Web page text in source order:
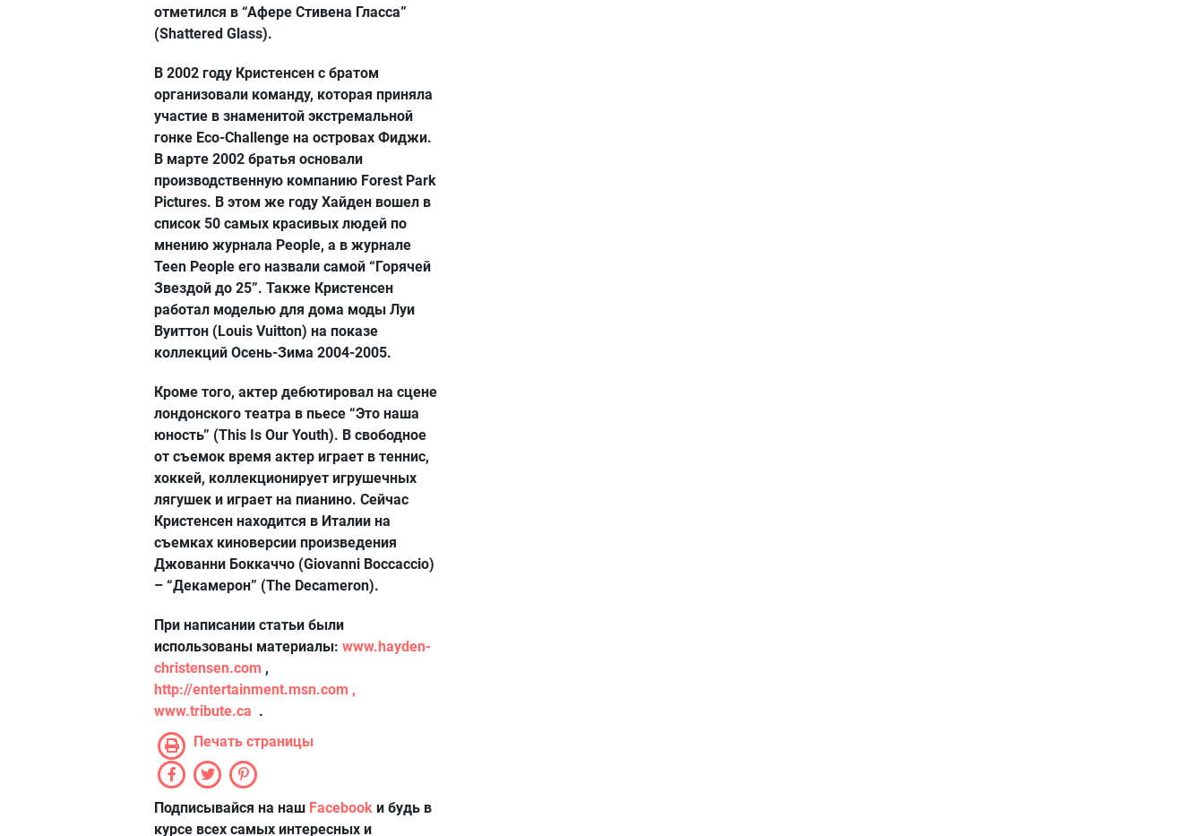
отметился в “Афере Стивена Гласса”
(Shattered Glass).
В 2002 году Кристенсен с братом
организовали команду, которая приняла
участие в знаменитой экстремальной
гонке Eco-Challenge на островах Фиджи.
В марте 2002 братья основали
производственную компанию Forest Park
Pictures. В этом же году Хайден вошел в
список 50 самых красивых людей по
мнению журнала People, а в журнале
Teen People его назвали самой “Горячей
Звездой до 25”. Также Кристенсен
работал моделью для дома моды Луи
Вуиттон (Louis Vuitton) на показе
коллекций Осень-Зима 2004-2005.
Кроме того, актер дебютировал на сцене
лондонского театра в пьесе “Это наша
юность” (This Is Our Youth). В свободное
от съемок время актер играет в теннис,
хоккей, коллекционирует игрушечных
лягушек и играет на пианино. Сейчас
Кристенсен находится в Италии на
съемках киноверсии произведения
Джованни Боккаччо (Giovanni Boccaccio)
– “Декамерон” (The Decameron).
При написании статьи были
использованы материалы: www.hayden-
christensen.com ,
http://entertainment.msn.com ,
www.tribute.ca .
Печать страницы
Подписывайся на наш Facebook и будь в
курсе всех самых интересных и